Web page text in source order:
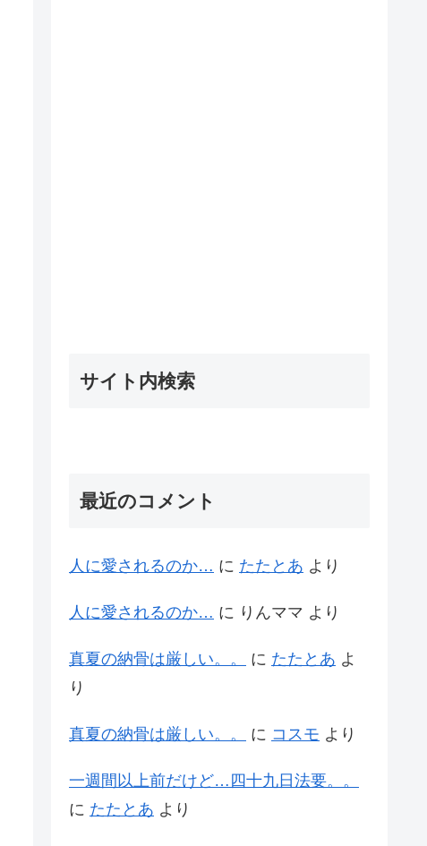
サイト内検索
最近のコメント
人に愛されるのか… に たたとあ より
人に愛されるのか… に りんママ より
真夏の納骨は厳しい。。 に たたとあ よ
り
真夏の納骨は厳しい。。 に コスモ より
一週間以上前だけど…四十九日法要。。
に たたとあ より